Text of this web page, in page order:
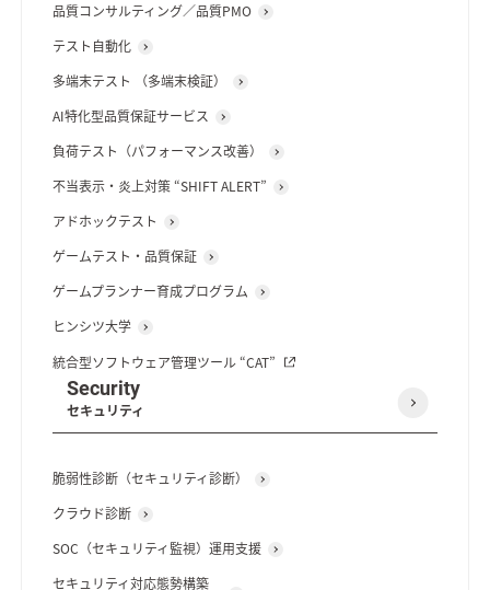
品質コンサルティング／品質PMO
テスト自動化
多端末テスト （多端末検証）
AI特化型品質保証サービス
負荷テスト（パフォーマンス改善）
不当表示・炎上対策 “SHIFT ALERT”
アドホックテスト
ゲームテスト・品質保証
ゲームプランナー育成プログラム
ヒンシツ大学
統合型ソフトウェア管理ツール “CAT”
Security
セキュリティ
脆弱性診断（セキュリティ診断）
クラウド診断
SOC（セキュリティ監視）運用支援
セキュリティ対応態勢構築